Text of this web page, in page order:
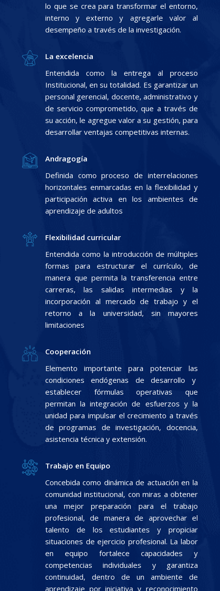
lo que se crea para transformar el entorno,
interno y externo y agregarle valor al
desempeño a través de la investigación.
La excelencia
Entendida como la entrega al proceso
Institucional, en su totalidad. Es garantizar un
personal gerencial, docente, administrativo y
de servicio comprometido, que a través de
su acción, le agregue valor a su gestión, para
desarrollar ventajas competitivas internas.
Andragogía
Definida como proceso de interrelaciones
horizontales enmarcadas en la flexibilidad y
participación activa en los ambientes de
aprendizaje de adultos
Flexibilidad curricular
Entendida como la introducción de múltiples
formas para estructurar el currículo, de
manera que permita la transferencia entre
carreras, las salidas intermedias y la
incorporación al mercado de trabajo y el
retorno a la universidad, sin mayores
limitaciones
Cooperación
Elemento importante para potenciar las
condiciones endógenas de desarrollo y
establecer fórmulas operativas que
permitan la integración de esfuerzos y la
unidad para impulsar el crecimiento a través
de programas de investigación, docencia,
asistencia técnica y extensión.
Trabajo en Equipo
Concebida como dinámica de actuación en la
comunidad institucional, con miras a obtener
una mejor preparación para el trabajo
profesional, de manera de aprovechar el
talento de los estudiantes y propiciar
situaciones de ejercicio profesional. La labor
en equipo fortalece capacidades y
competencias individuales y garantiza
continuidad, dentro de un ambiente de
aprendizaje por iniciativa y reconocimiento